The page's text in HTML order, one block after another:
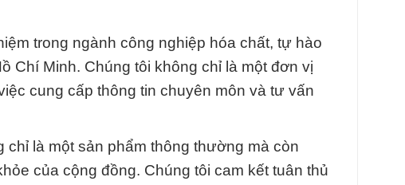
trong ngành công nghiệp hóa chất, tự hào
Chí Minh. Chúng tôi không chỉ là một đơn vị
cung cấp thông tin chuyên môn và tư vấn
chỉ là một sản phẩm thông thường mà còn
của cộng đồng. Chúng tôi cam kết tuân thủ